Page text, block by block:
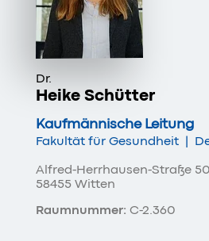
Dr.
Heike Schütter
Kaufmännische Leitung
Fakultät für Gesundheit |
Alfred-Herrhausen-Straße 50
58455 Witten
Raumnummer: C-2.360